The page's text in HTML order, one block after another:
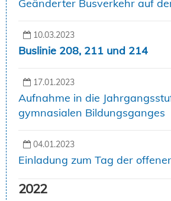
Geänderter Busverkehr auf
10.03.2023
Buslinie 208, 211 und 214
17.01.2023
Aufnahme in die
gymnasialen Bildungsganges
04.01.2023
Einladung zum Tag der
2022